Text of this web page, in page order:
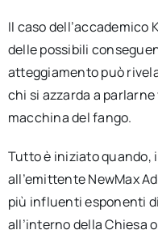
Il caso dell’accademico
delle possibili
atteggiamento può
chi si azzarda a
macchina del fango.
Tutto è iniziato quando,
all’emittente NewMax
più influenti esponenti
all’interno della Chiesa